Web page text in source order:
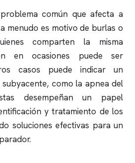
común que afecta a
menudo es motivo de burlas o
comparten la misma
en ocasiones puede ser
casos puede indicar un
como la apnea del
desempeñan un papel
y tratamiento de los
soluciones efectivas para un